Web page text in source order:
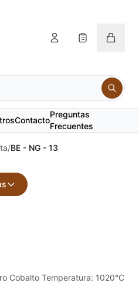
Contacto
Preguntas
Frecuentes
/BE - NG - 13
Cobalto Temperatura: 1020°C